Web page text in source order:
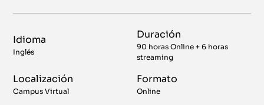
Idioma
Inglés
Duración
90 horas Online + 6 horas
streaming
Localización
Campus Virtual
Formato
Online